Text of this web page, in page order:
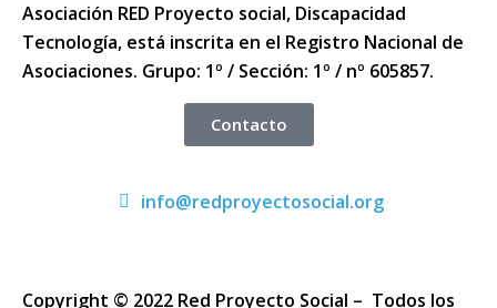
Asociación RED Proyecto social, Discapacidad
Tecnología, está inscrita en el Registro Nacional de
Asociaciones. Grupo: 1º / Sección: 1º / nº 605857.
Contacto
info@redproyectosocial.org
Copyright © 2022 Red Proyecto Social – Todos los